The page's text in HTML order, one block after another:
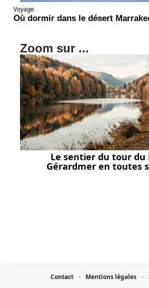
Voyage
Où dormir dans le désert
Zoom sur ...
Le sentier du tour du
Gérardmer en toutes
Contact Mentions légales